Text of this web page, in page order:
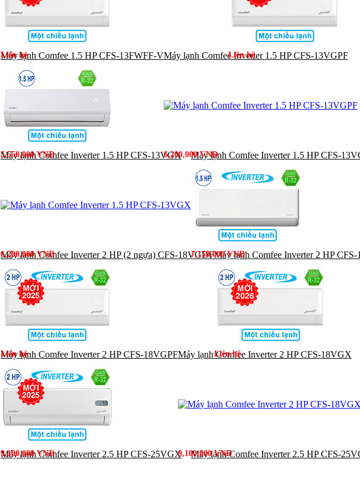
Liên hệ Liên hệ
Máy lạnh Comfee 1.5 HP CFS-13FWFF-V
5,550,000 VNĐ
Máy lạnh Comfee Inverter 1.5 HP CFS-13VGPF
6,200,000 VNĐ
Máy lạnh Comfee Inverter 1.5 HP CFS-13VGX
6,200,000 VNĐ
Máy lạnh Comfee Inverter 1.5 HP CFS-
7,150,000 VNĐ
Máy lạnh Comfee Inverter 2 HP (2 ngựa) CFS-18VGDF
Liên hệ
Máy lạnh Comfee Inverter 2 HP
Liên hệ
Máy lạnh Comfee Inverter 2 HP CFS-18VGPF
9,100,000 VNĐ
Máy lạnh Comfee Inverter 2 HP CFS-18VGX
9,100,000 VNĐ
Máy lạnh Comfee Inverter 2.5 HP CFS-25VGX Máy lạnh Comfee Inverter 2.5 HP CFS-